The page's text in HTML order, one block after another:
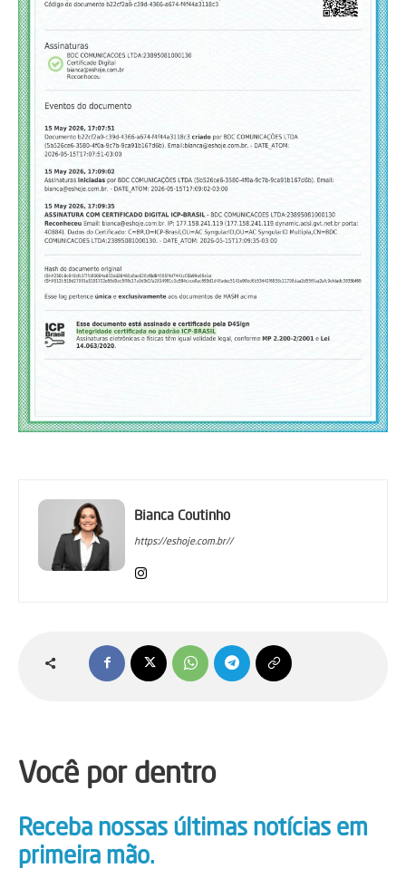
Bianca Coutinho
https://eshoje.com.br//
Você por dentro
Receba nossas últimas notícias em
primeira mão.